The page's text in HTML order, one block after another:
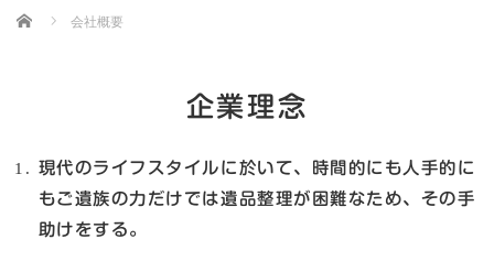
Home 会社概要
企業理念
現代のライフスタイルに於いて、時間的にも人手的に
もご遺族の力だけでは遺品整理が困難なため、その手
助けをする。